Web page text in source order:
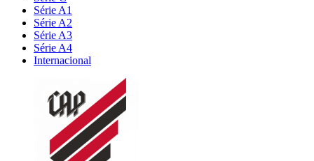
Série A1
Série A2
Série A3
Série A4
Internacional